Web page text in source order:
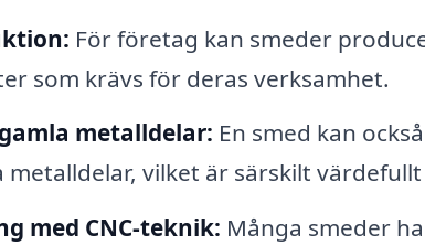
För företag kan smeder
som krävs för deras verksamhet.
metalldelar: En smed kan
metalldelar, vilket är särskilt
med CNC-teknik: Många smeder